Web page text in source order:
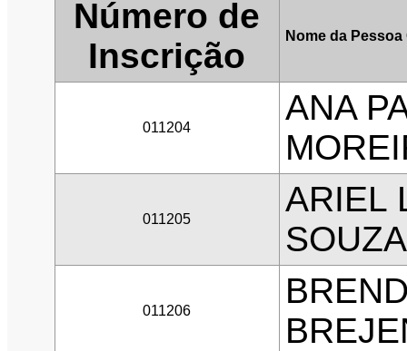
Número de
Inscrição
Nome da
011204
ANA
011205
ARIEL
SOUZA
011206